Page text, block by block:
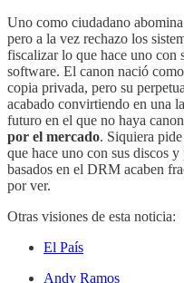
Uno como ciudadano
pero a la vez rechazo los
fiscalizar lo que hace uno con
software. El canon nació
copia privada, pero su
acabado convirtiendo en una
futuro en el que no haya
por el mercado. Siquiera
que hace uno con sus discos
basados en el DRM acaben
por ver.
Otras visiones de esta noticia:
El País
Andy Ramos